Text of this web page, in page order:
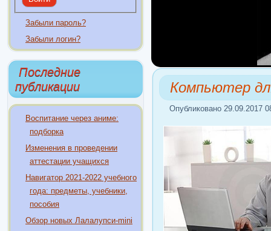
Забыли пароль?
Забыли логин?
Последние
публикации
Воспитание через аниме:
подборка
Изменения в проведении
аттестации учащихся
Навигатор 2021-2022 учебного
года: предметы, учебники,
пособия
Обзор новых Лалалупси-mini
Компьютер
Опубликовано 29.09.2017